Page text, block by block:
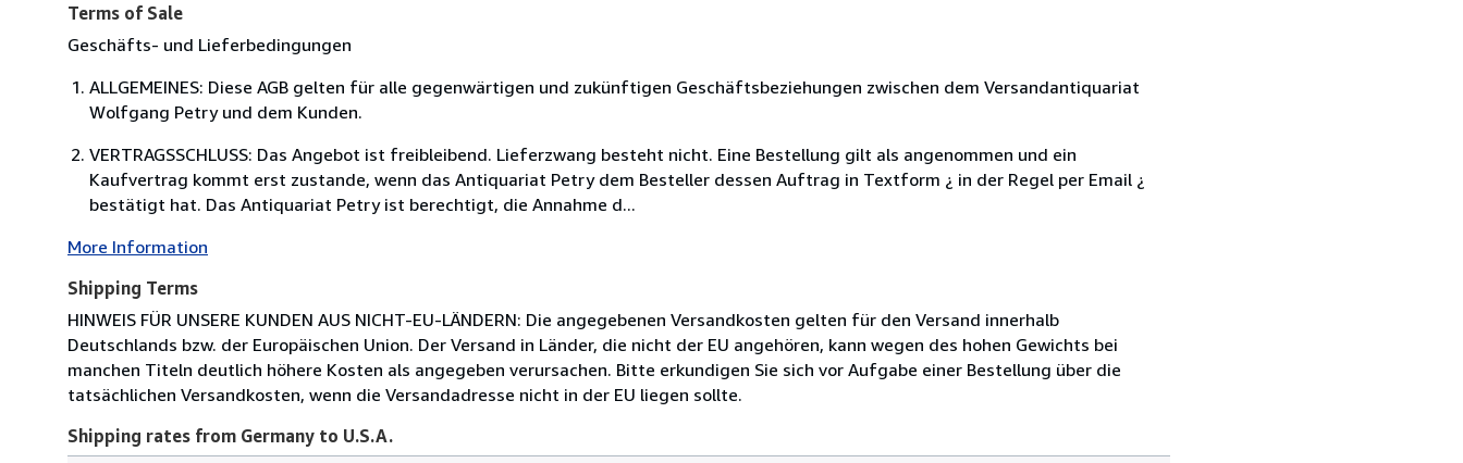
Terms of Sale
Geschäfts- und Lieferbedingungen
ALLGEMEINES: Diese AGB gelten für alle gegenwärtigen und zukünftigen Geschäftsbeziehungen zwischen dem Versandantiquariat
Wolfgang Petry und dem Kunden.
VERTRAGSSCHLUSS: Das Angebot ist freibleibend. Lieferzwang besteht nicht. Eine Bestellung gilt als angenommen und ein
Kaufvertrag kommt erst zustande, wenn das Antiquariat Petry dem Besteller dessen Auftrag in Textform ¿ in der Regel per Email ¿
bestätigt hat. Das Antiquariat Petry ist berechtigt, die Annahme d...
More Information
Shipping Terms
HINWEIS FÜR UNSERE KUNDEN AUS NICHT-EU-LÄNDERN: Die angegebenen Versandkosten gelten für den Versand innerhalb
Deutschlands bzw. der Europäischen Union. Der Versand in Länder, die nicht der EU angehören, kann wegen des hohen Gewichts bei
manchen Titeln deutlich höhere Kosten als angegeben verursachen. Bitte erkundigen Sie sich vor Aufgabe einer Bestellung über die
tatsächlichen Versandkosten, wenn die Versandadresse nicht in der EU liegen sollte.
Shipping rates from Germany to U.S.A.